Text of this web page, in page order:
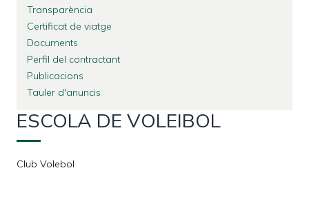
Transparència
Certificat de viatge
Documents
Perfil del contractant
Publicacions
Tauler d'anuncis
ESCOLA DE VOLEIBOL
Club Volebol